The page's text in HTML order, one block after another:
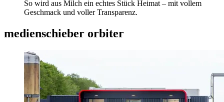
So wird aus Milch ein echtes Stück Heimat – mit vollem
Geschmack und voller Transparenz.
medienschieber orbiter